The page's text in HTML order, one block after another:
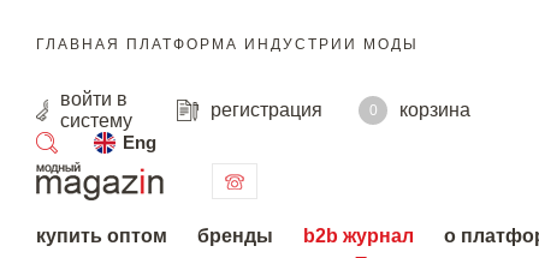
ГЛАВНАЯ ПЛАТФОРМА ИНДУСТРИИ МОДЫ
войти в
систему
регистрация 0
корзина
Eng
поиск
купить оптом бренды b2b журнал о